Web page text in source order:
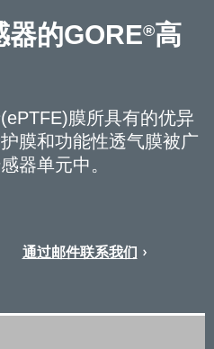
器的GORE®高
膜所具有的优异
膜和功能性透气膜被广
器单元中。
通过邮件联系我们